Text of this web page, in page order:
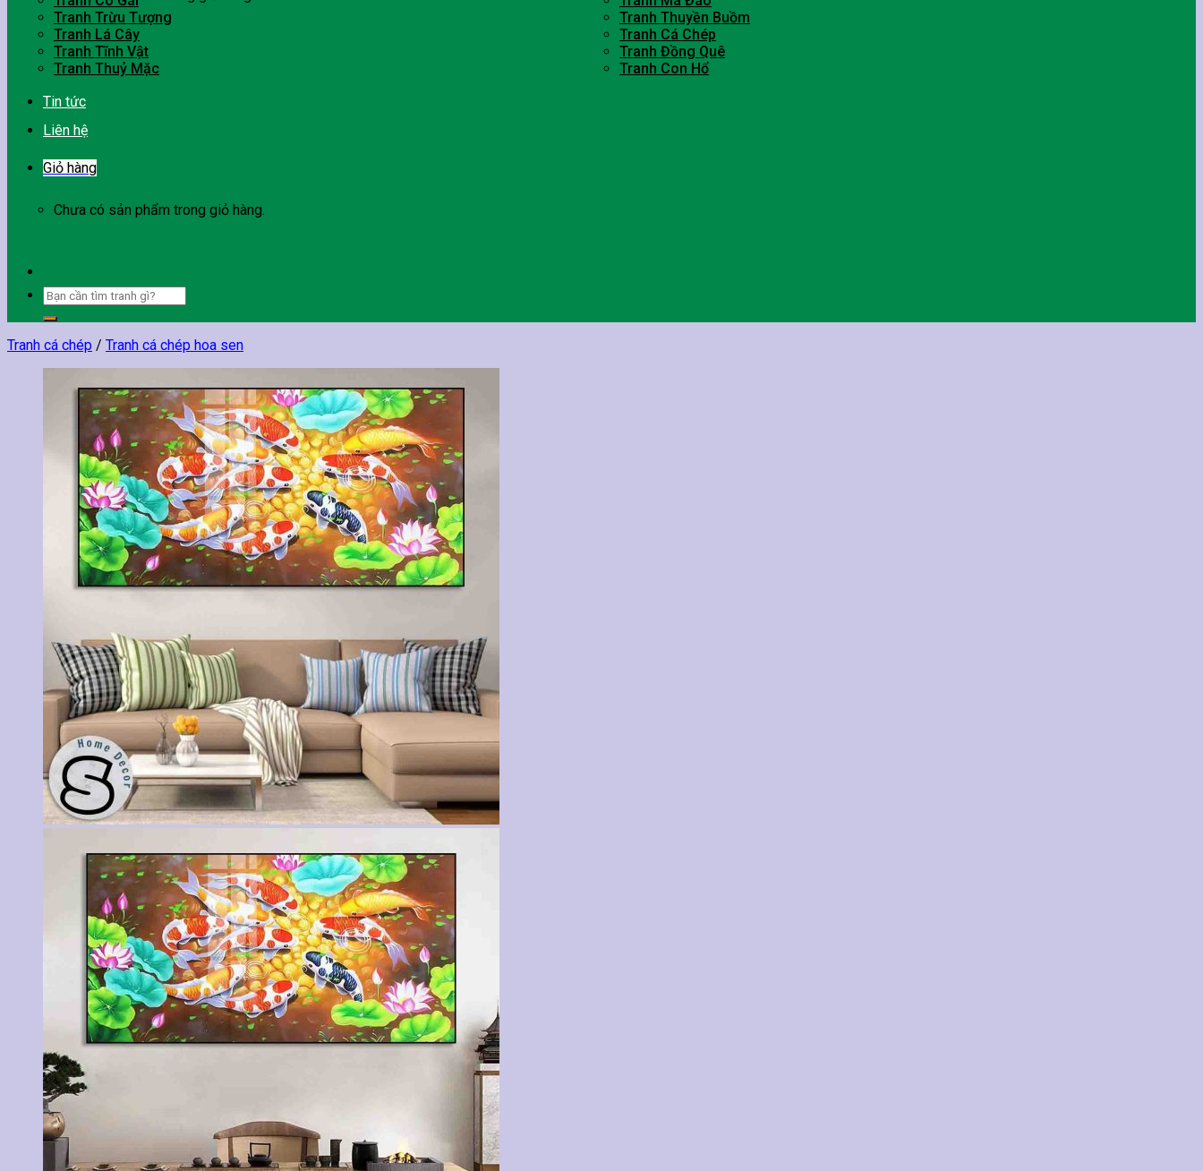
Tranh Trừu Tượng
Tranh Thuyền Buồm
Tranh Lá Cây
Tranh Cá Chép
Tranh Tĩnh Vật
Tranh Đồng Quê
Tranh Thuỷ Mặc
Tranh Con Hổ
Tin tức
Liên hệ
Giỏ hàng
Chưa có sản phẩm trong giỏ hàng.
Tìm
kiếm:
Tranh cá chép / Tranh cá chép hoa sen